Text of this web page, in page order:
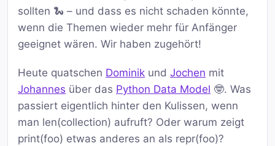
sollten 🐍 – und dass es nicht schaden könnte,
wenn die Themen wieder mehr für Anfänger
geeignet wären. Wir haben zugehört!
Heute quatschen Dominik und Jochen mit
Johannes über das Python Data Model 🤓. Was
passiert eigentlich hinter den Kulissen, wenn
man len(collection) aufruft? Oder warum zeigt
print(foo) etwas anderes an als repr(foo)?